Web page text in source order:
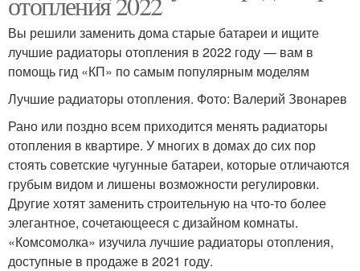
Вы решили заменить дома старые батареи и ищите
лучшие радиаторы отопления в 2022 году — вам в
помощь гид «КП» по самым популярным моделям
Лучшие радиаторы отопления. Фото: Валерий Звонарев
Рано или поздно всем приходится менять радиаторы
отопления в квартире. У многих в домах до сих пор
стоять советские чугунные батареи, которые отличаются
грубым видом и лишены возможности регулировки.
Другие хотят заменить строительную на что-то более
элегантное, сочетающееся с дизайном комнаты.
«Комсомолка» изучила лучшие радиаторы отопления,
доступные в продаже в 2021 году.